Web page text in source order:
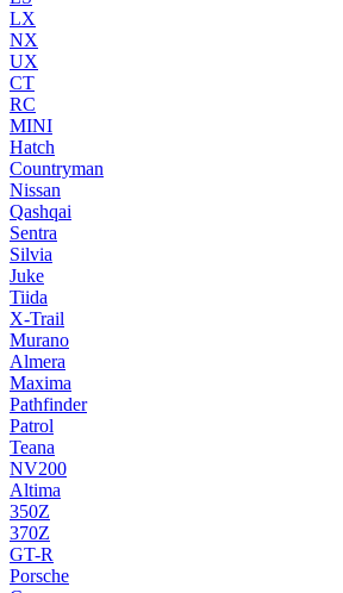
LX
NX
UX
CT
RC
MINI
Hatch
Countryman
Nissan
Qashqai
Sentra
Silvia
Juke
Tiida
X-Trail
Murano
Almera
Maxima
Pathfinder
Patrol
Teana
NV200
Altima
350Z
370Z
GT-R
Porsche